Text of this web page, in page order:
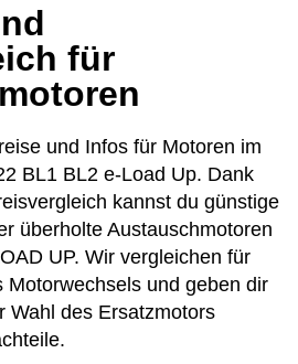
für
und Infos für Motoren im
BL1 BL2 e-Load Up. Dank
kannst du günstige
überholte Austauschmotoren
UP. Wir vergleichen für
Motorwechsels und geben dir
Wahl des Ersatzmotors